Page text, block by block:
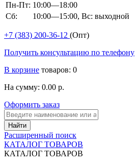
Пн-Пт: 10:00—18:00
Сб:
10:00—15:00, Вс: выходной
+7 (383) 200-36-12 (Опт)
Получить консультацию по телефону
В корзине товаров: 0
На сумму: 0.00 р.
Оформить заказ
Расширенный поиск
КАТАЛОГ ТОВАРОВ
КАТАЛОГ ТОВАРОВ